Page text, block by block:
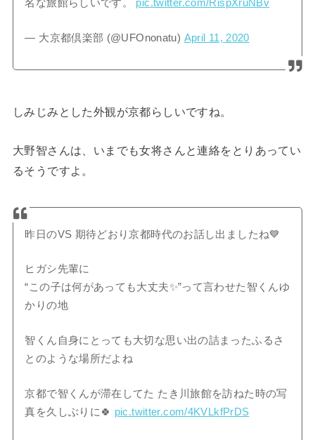
名な旅館らしいです。 pic.twitter.com/RispXruNBv
— 大京都倶楽部 (@UFOnonatu) April 11, 2020
しみじみとした外観が京都らしいですね。
大野智さんは、いまでも女将さんと連絡をとりあってい
るそうですよ。
昨日のVS 期待どおり京都時代のお話し出ましたね💙
ヒガシ先輩に
“この子は何があっても大丈夫✨”って言わせた智くんゆ
かりの地
智くん自身にとっても大切な思い出の詰まったふるさ
とのような場所だよね
京都で智くんが滞在してた たき川旅館を訪ねた時の写
真を久しぶりに🍀 pic.twitter.com/4KVLkfPrDS